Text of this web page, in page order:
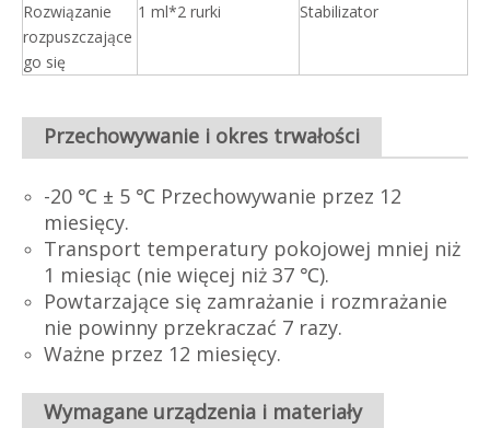
Rozwiązanie
rozpuszczające
go się
1 ml*2 rurki Stabilizator
Przechowywanie i okres trwałości
-20 ℃ ± 5 ℃ Przechowywanie przez 12
miesięcy.
Transport temperatury pokojowej mniej niż
1 miesiąc (nie więcej niż 37 ℃).
Powtarzające się zamrażanie i rozmrażanie
nie powinny przekraczać 7 razy.
Ważne przez 12 miesięcy.
Wymagane urządzenia i materiały